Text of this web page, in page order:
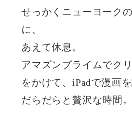
せっかくニューヨーク
に、
あえて休息。
アマズンプライムでク
をかけて、iPadで漫画を
だらだらと贅沢な時間。